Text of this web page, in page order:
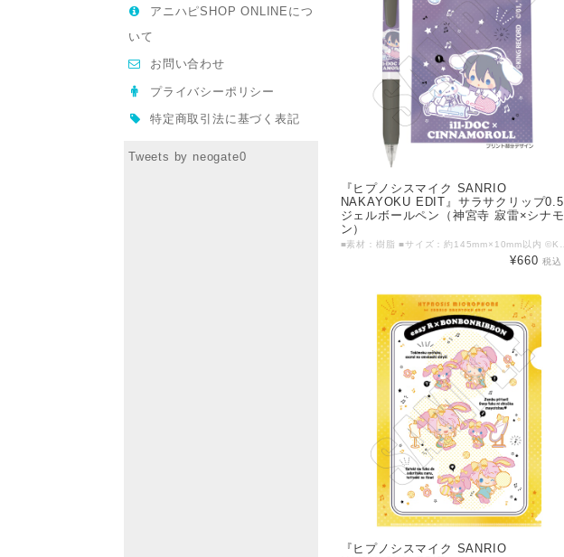
アニハピSHOP ONLINEにつ
いて
お問い合わせ
プライバシーポリシー
特定商取引法に基づく表記
Tweets by neogate0
『ヒプノシスマイク SANRIO
NAKAYOKU EDIT』サラサクリップ0.5
ジェルボールペン（神宮寺 寂雷×シナモ
ン）
¥660税込
『ヒプノシスマイク SANRIO